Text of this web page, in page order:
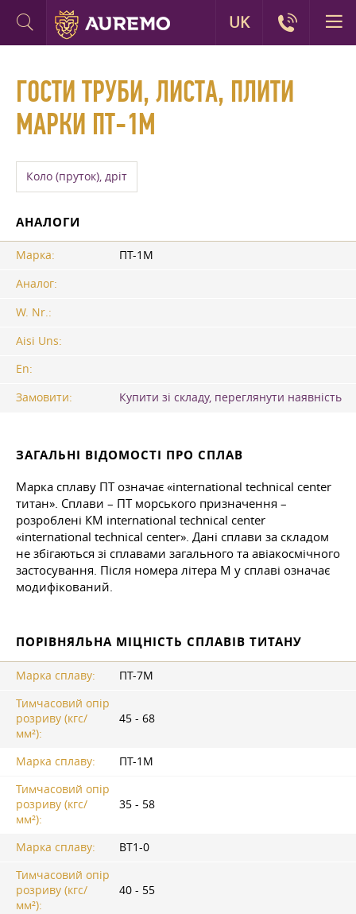
ГОСТИ ТРУБИ, ЛИСТА, ПЛИТИ
МАРКИ ПТ-1М
Коло (пруток), дріт
АНАЛОГИ
Марка:
ПТ-1М
Аналог:
W. Nr.:
Aisi Uns:
En:
Замовити:
Купити зі складу, переглянути наявність
ЗАГАЛЬНІ ВІДОМОСТІ ПРО СПЛАВ
Марка сплаву ПТ означає «international technical center
титан». Сплави – ПТ морського призначення –
розроблені КМ international technical center
«international technical center». Дані сплави за складом
не збігаються зі сплавами загального та авіакосмічного
застосування. Після номера літера М у сплаві означає
модифікований.
ПОРІВНЯЛЬНА МІЦНІСТЬ СПЛАВІВ ТИТАНУ
Марка сплаву:
ПТ-7М
Тимчасовий опір
розриву (кгс/
мм²):
45 - 68
Марка сплаву:
ПТ-1М
Тимчасовий опір
розриву (кгс/
мм²):
35 - 58
Марка сплаву:
ВТ1-0
Тимчасовий опір
розриву (кгс/
мм²):
40 - 55
UK